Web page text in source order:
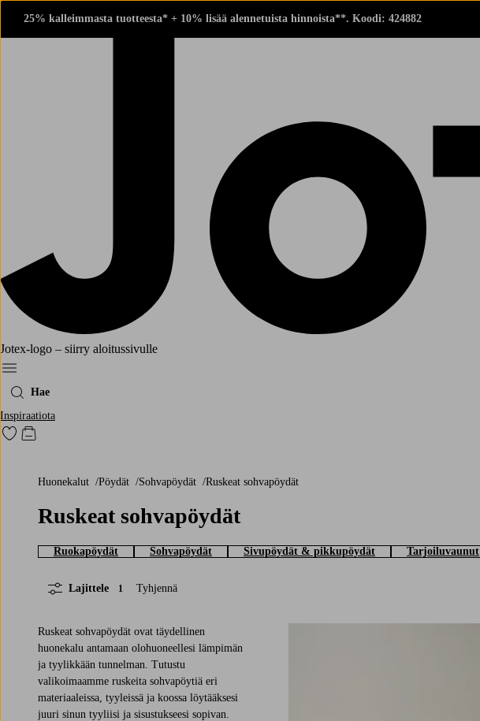
25% kalleimmasta tuotteesta* + 10% lisää alennetuista hinnoista**. Koodi: 424882
Jotex-logo – siirry aloitussivulle
Menu
Hae
Inspiraatiota
Siirry merkittyihin suosikkituotteisiin
Siirry ostoskoriin
Huonekalut Pöydät Sohvapöydät Ruskeat sohvapöydät
Ruskeat sohvapöydät
Ruokapöydät Sohvapöydät Sivupöydät & pikkupöydät Tarjoiluvaunut
Lajittele 1 Tyhjennä
Ruskeat sohvapöydät ovat täydellinen
huonekalu antamaan olohuoneellesi lämpimän
ja tyylikkään tunnelman. Tutustu
valikoimaamme ruskeita sohvapöytiä eri
materiaaleissa, tyyleissä ja koossa löytääksesi
juuri sinun tyyliisi ja sisustukseesi sopivan.